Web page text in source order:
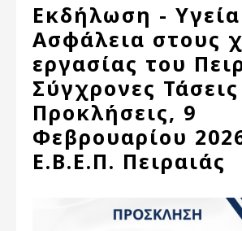
Εκδήλωση -
Ασφάλεια στους
εργασίας του
Σύγχρονες
Προκλήσεις, 9
Φεβρουαρίου
Ε.Β.Ε.Π. Πειραιάς